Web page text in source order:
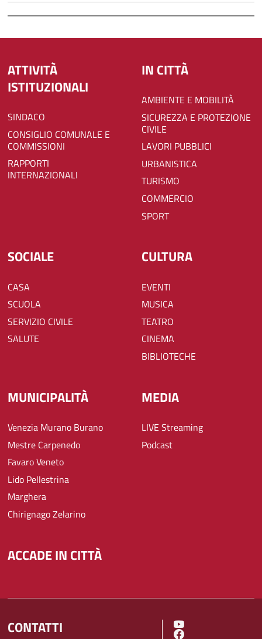
ATTIVITÀ
ISTITUZIONALI
SINDACO
CONSIGLIO COMUNALE E
COMMISSIONI
RAPPORTI
INTERNAZIONALI
IN CITTÀ
AMBIENTE E MOBILITÀ
SICUREZZA E PROTEZIONE
CIVILE
LAVORI PUBBLICI
URBANISTICA
TURISMO
COMMERCIO
SPORT
SOCIALE
CASA
SCUOLA
SERVIZIO CIVILE
SALUTE
CULTURA
EVENTI
MUSICA
TEATRO
CINEMA
BIBLIOTECHE
MUNICIPALITÀ
Venezia Murano Burano
Mestre Carpenedo
Favaro Veneto
Lido Pellestrina
Marghera
Chirignago Zelarino
MEDIA
LIVE Streaming
Podcast
ACCADE IN CITTÀ
CONTATTI SOCIAL MENU